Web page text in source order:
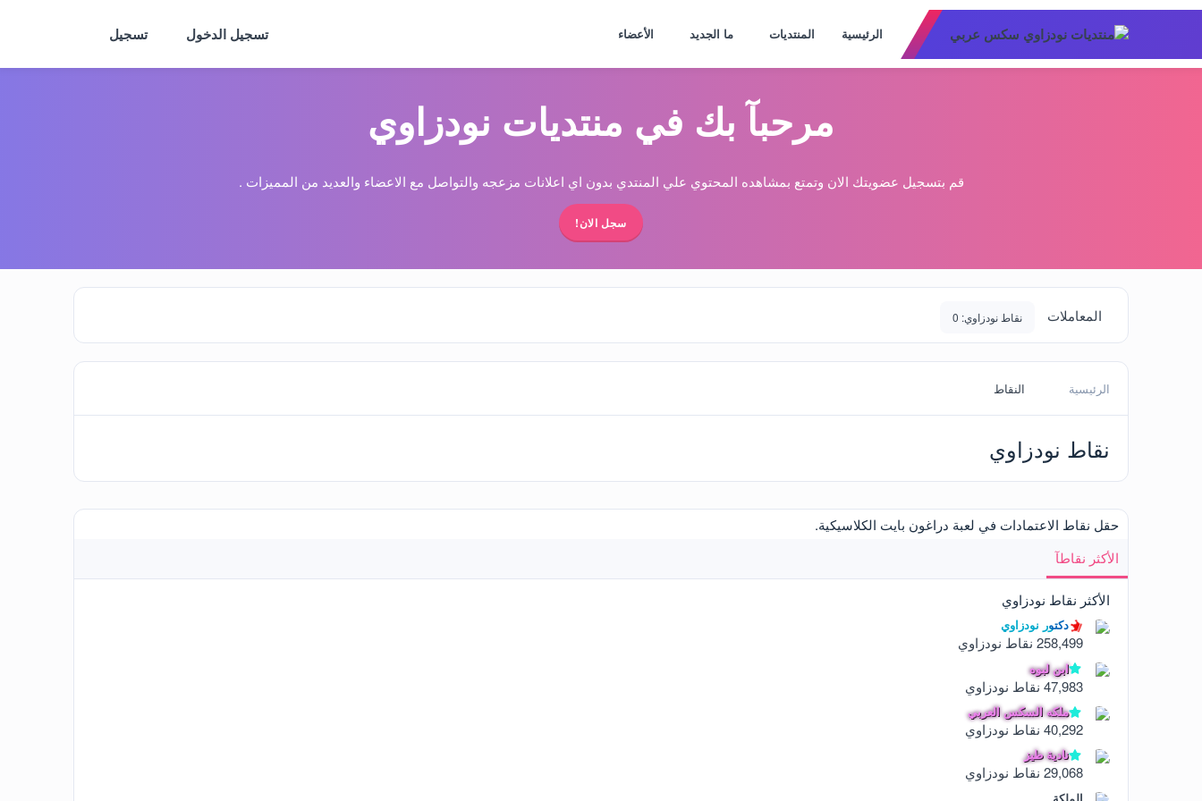
الرئيسية المنتديات ما الجديد الأعضاء تسجيل الدخول تسجيل
مرحبآ بك في منتديات نودزاوي
قم بتسجيل عضويتك الان وتمتع بمشاهده المحتوي علي المنتدي بدون اي اعلانات مزعجه والتواصل مع الاعضاء والعديد من المميزات .
سجل الان!
المعاملات نقاط نودزاوي: 0
الرئيسية النقاط
نقاط نودزاوي
حقل نقاط الاعتمادات في لعبة دراغون بايت الكلاسيكية.
الأكثر نقاطآ
الأكثر نقاط نودزاوي
دكتور نودزاوي
258,499 نقاط نودزاوي
ابن لبوه
47,983 نقاط نودزاوي
ملكه السكس العربي
40,292 نقاط نودزاوي
نادية طيز
29,068 نقاط نودزاوي
الملكة